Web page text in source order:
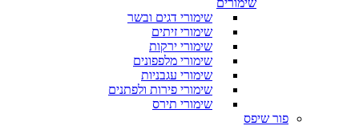
שימורים
שימורי דגים ובשר
שימורי זיתים
שימורי ירקות
שימורי מלפפונים
שימורי עגבניות
שימורי פירות ולפתנים
שימורי תירס
פור שיפס